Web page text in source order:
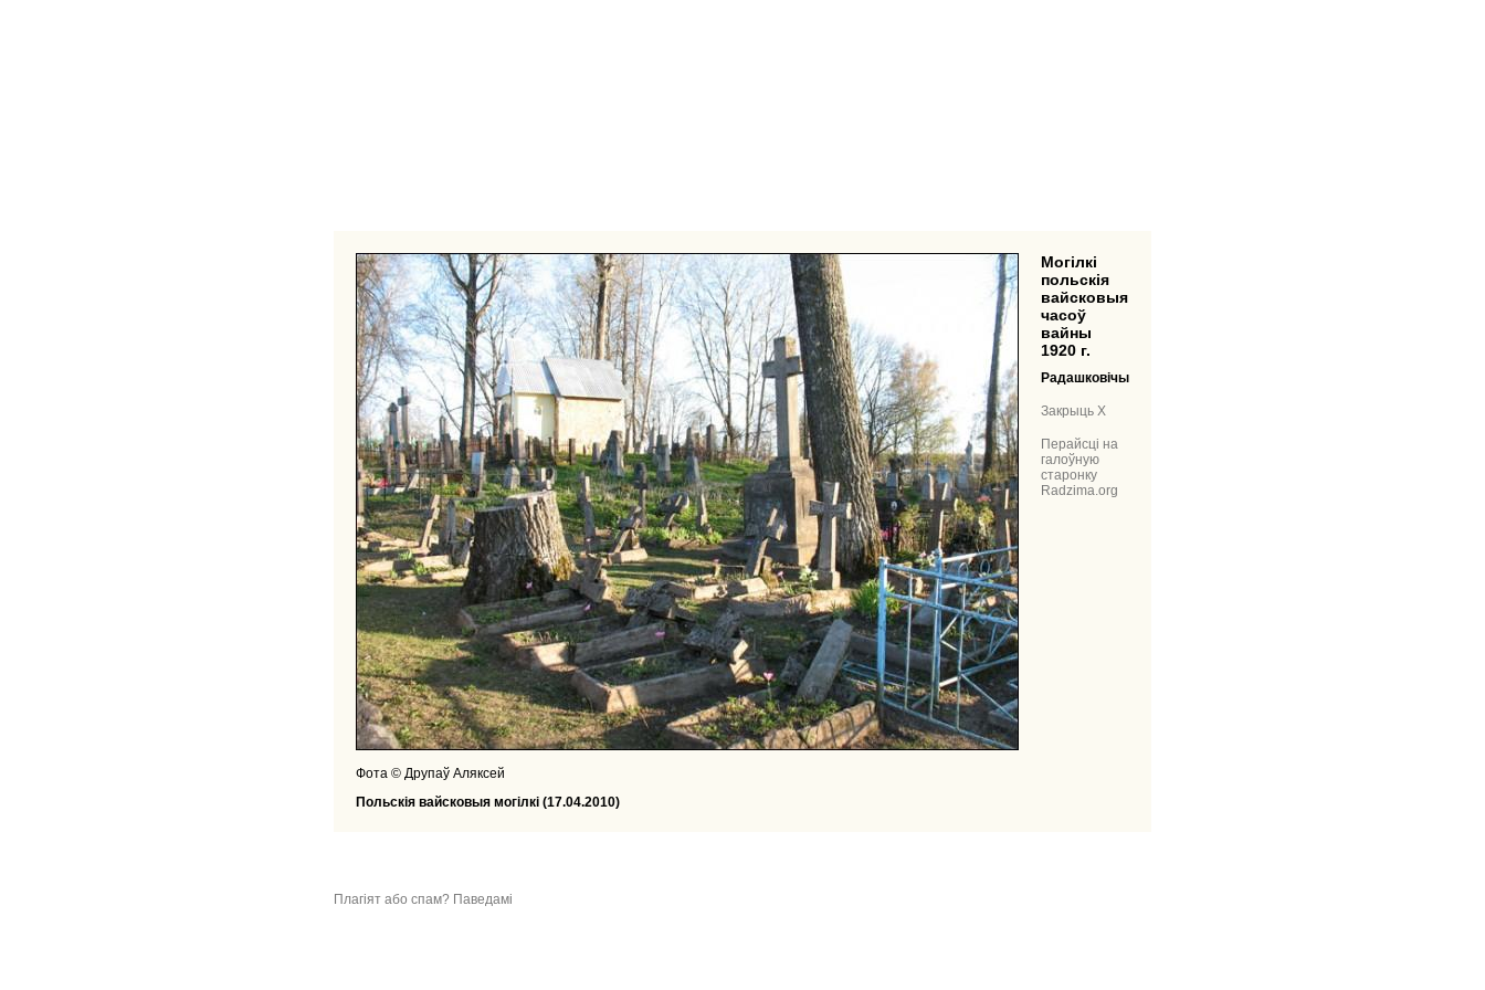
Фота © Друпаў Аляксей
Польскія вайсковыя могілкі (17.04.2010)
Могілкі
польскія
вайсковыя
часоў
вайны
1920 г.
Радашковічы
Закрыць X
Перайсці на
галоўную
старонку
Radzima.org
Плагіят або спам? Паведамі